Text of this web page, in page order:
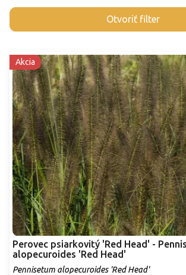
Otvoriť filter
V
ý
i
p
r
o
d
u
k
t
o
v
Akcia
Perovec psiarkovitý 'Red Head' -
alopecuroides 'Red Head'
Pennisetum alopecuroides 'Red Head'